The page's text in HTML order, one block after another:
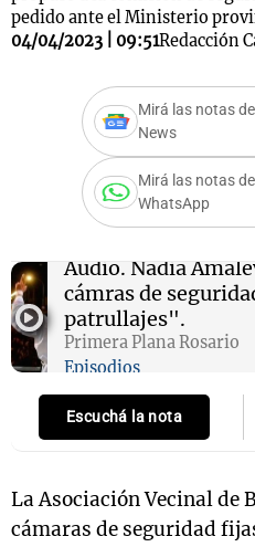
pedido ante el Ministerio
04/04/2023 | 09:51Redacción
Mirá las notas
News
Mirá las notas
WhatsApp
Audio. Nadia
cámras de
patrullajes".
Primera Plana Rosario
Episodios
Escuchá la nota
La Asociación Vecinal de
cámaras de seguridad
Notas